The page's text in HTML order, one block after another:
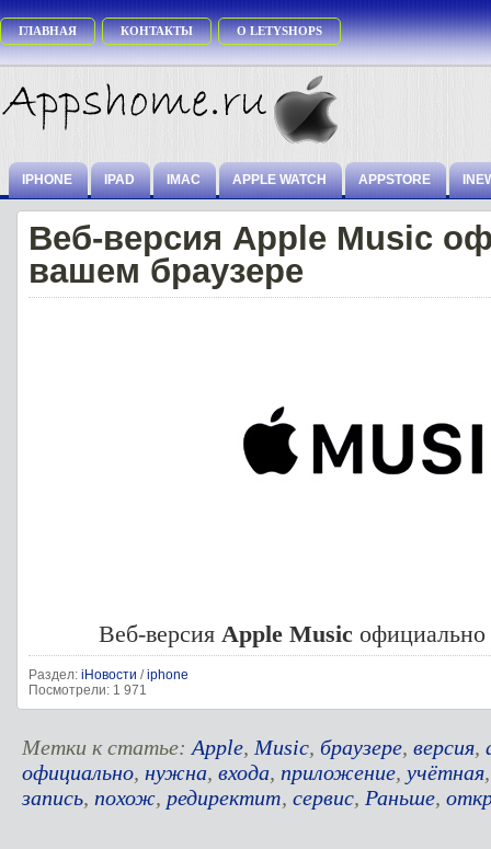
ГЛАВНАЯ КОНТАКТЫ О LETYSHOPS
IPHONE IPAD IMAC APPLE WATCH APPSTORE
Веб-версия Apple Music
вашем браузере
Веб-версия Apple Music официально
Раздел: iНовости /iphone
Посмотрели: 1 971
Метки к статье: Apple, Music, браузере, версия,
официально, нужна, входа, приложение, учётная
запись, похож, редиректит, сервис, Раньше,